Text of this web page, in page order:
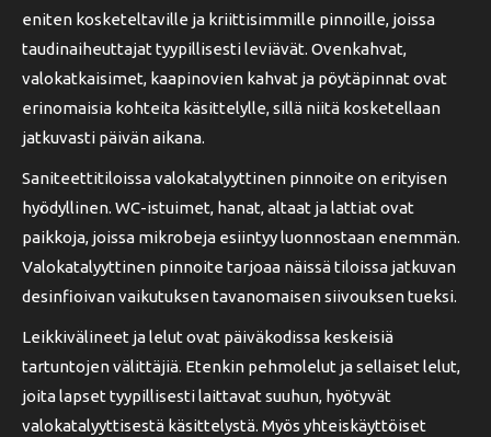
eniten kosketeltaville ja kriittisimmille pinnoille, joissa
taudinaiheuttajat tyypillisesti leviävät. Ovenkahvat,
valokatkaisimet, kaapinovien kahvat ja pöytäpinnat ovat
erinomaisia kohteita käsittelylle, sillä niitä kosketellaan
jatkuvasti päivän aikana.
Saniteettitiloissa valokatalyyttinen pinnoite on erityisen
hyödyllinen. WC-istuimet, hanat, altaat ja lattiat ovat
paikkoja, joissa mikrobeja esiintyy luonnostaan enemmän.
Valokatalyyttinen pinnoite tarjoaa näissä tiloissa jatkuvan
desinfioivan vaikutuksen tavanomaisen siivouksen tueksi.
Leikkivälineet ja lelut ovat päiväkodissa keskeisiä
tartuntojen välittäjiä. Etenkin pehmolelut ja sellaiset lelut,
joita lapset tyypillisesti laittavat suuhun, hyötyvät
valokatalyyttisestä käsittelystä. Myös yhteiskäyttöiset